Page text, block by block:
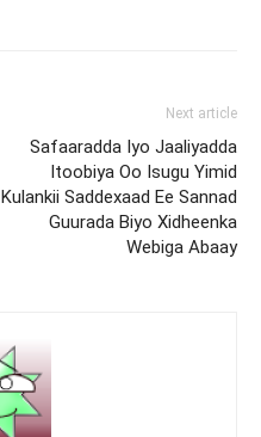
Next article
Safaaradda Iyo Jaaliyadda
Itoobiya Oo Isugu Yimid
Kulankii Saddexaad Ee Sannad
Guurada Biyo Xidheenka
Webiga Abaay